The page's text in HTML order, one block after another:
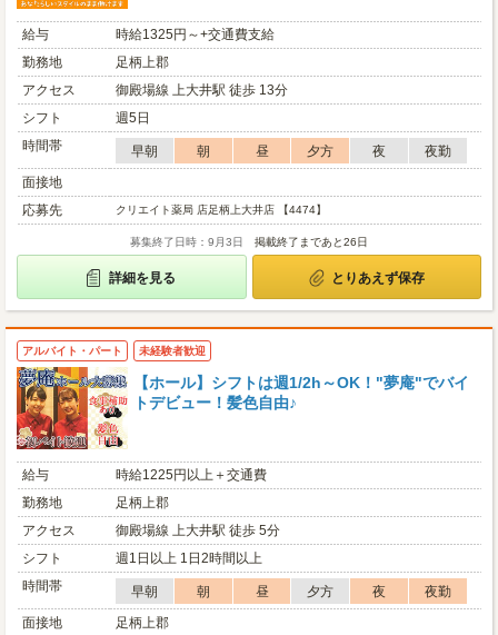
給与
時給1325円～+交通費支給
勤務地
足柄上郡
アクセス
御殿場線 上大井駅 徒歩 13分
シフト
週5日
時間帯
早朝 朝 昼 夕方 夜
夜勤
面接地
応募先
クリエイト薬局 店足柄上大井店 【4474】
募集終了日時：9月3日 掲載終了まであと26日
詳細を見る とりあえず保存
アルバイト・パート 未経験者歓迎
【ホール】シフトは週1/2h～OK！"夢庵"でバイ
トデビュー！髪色自由♪
給与
時給1225円以上＋交通費
勤務地
足柄上郡
アクセス
御殿場線 上大井駅 徒歩 5分
シフト
週1日以上 1日2時間以上
時間帯
早朝 朝 昼 夕方 夜
夜勤
面接地
足柄上郡